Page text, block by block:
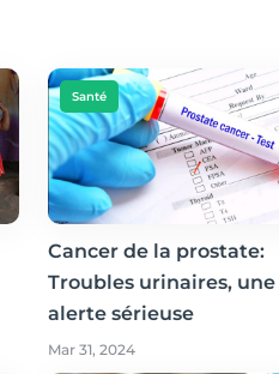
Santé
Cancer de la prostate:
Troubles urinaires, une
alerte sérieuse
Mar 31, 2024